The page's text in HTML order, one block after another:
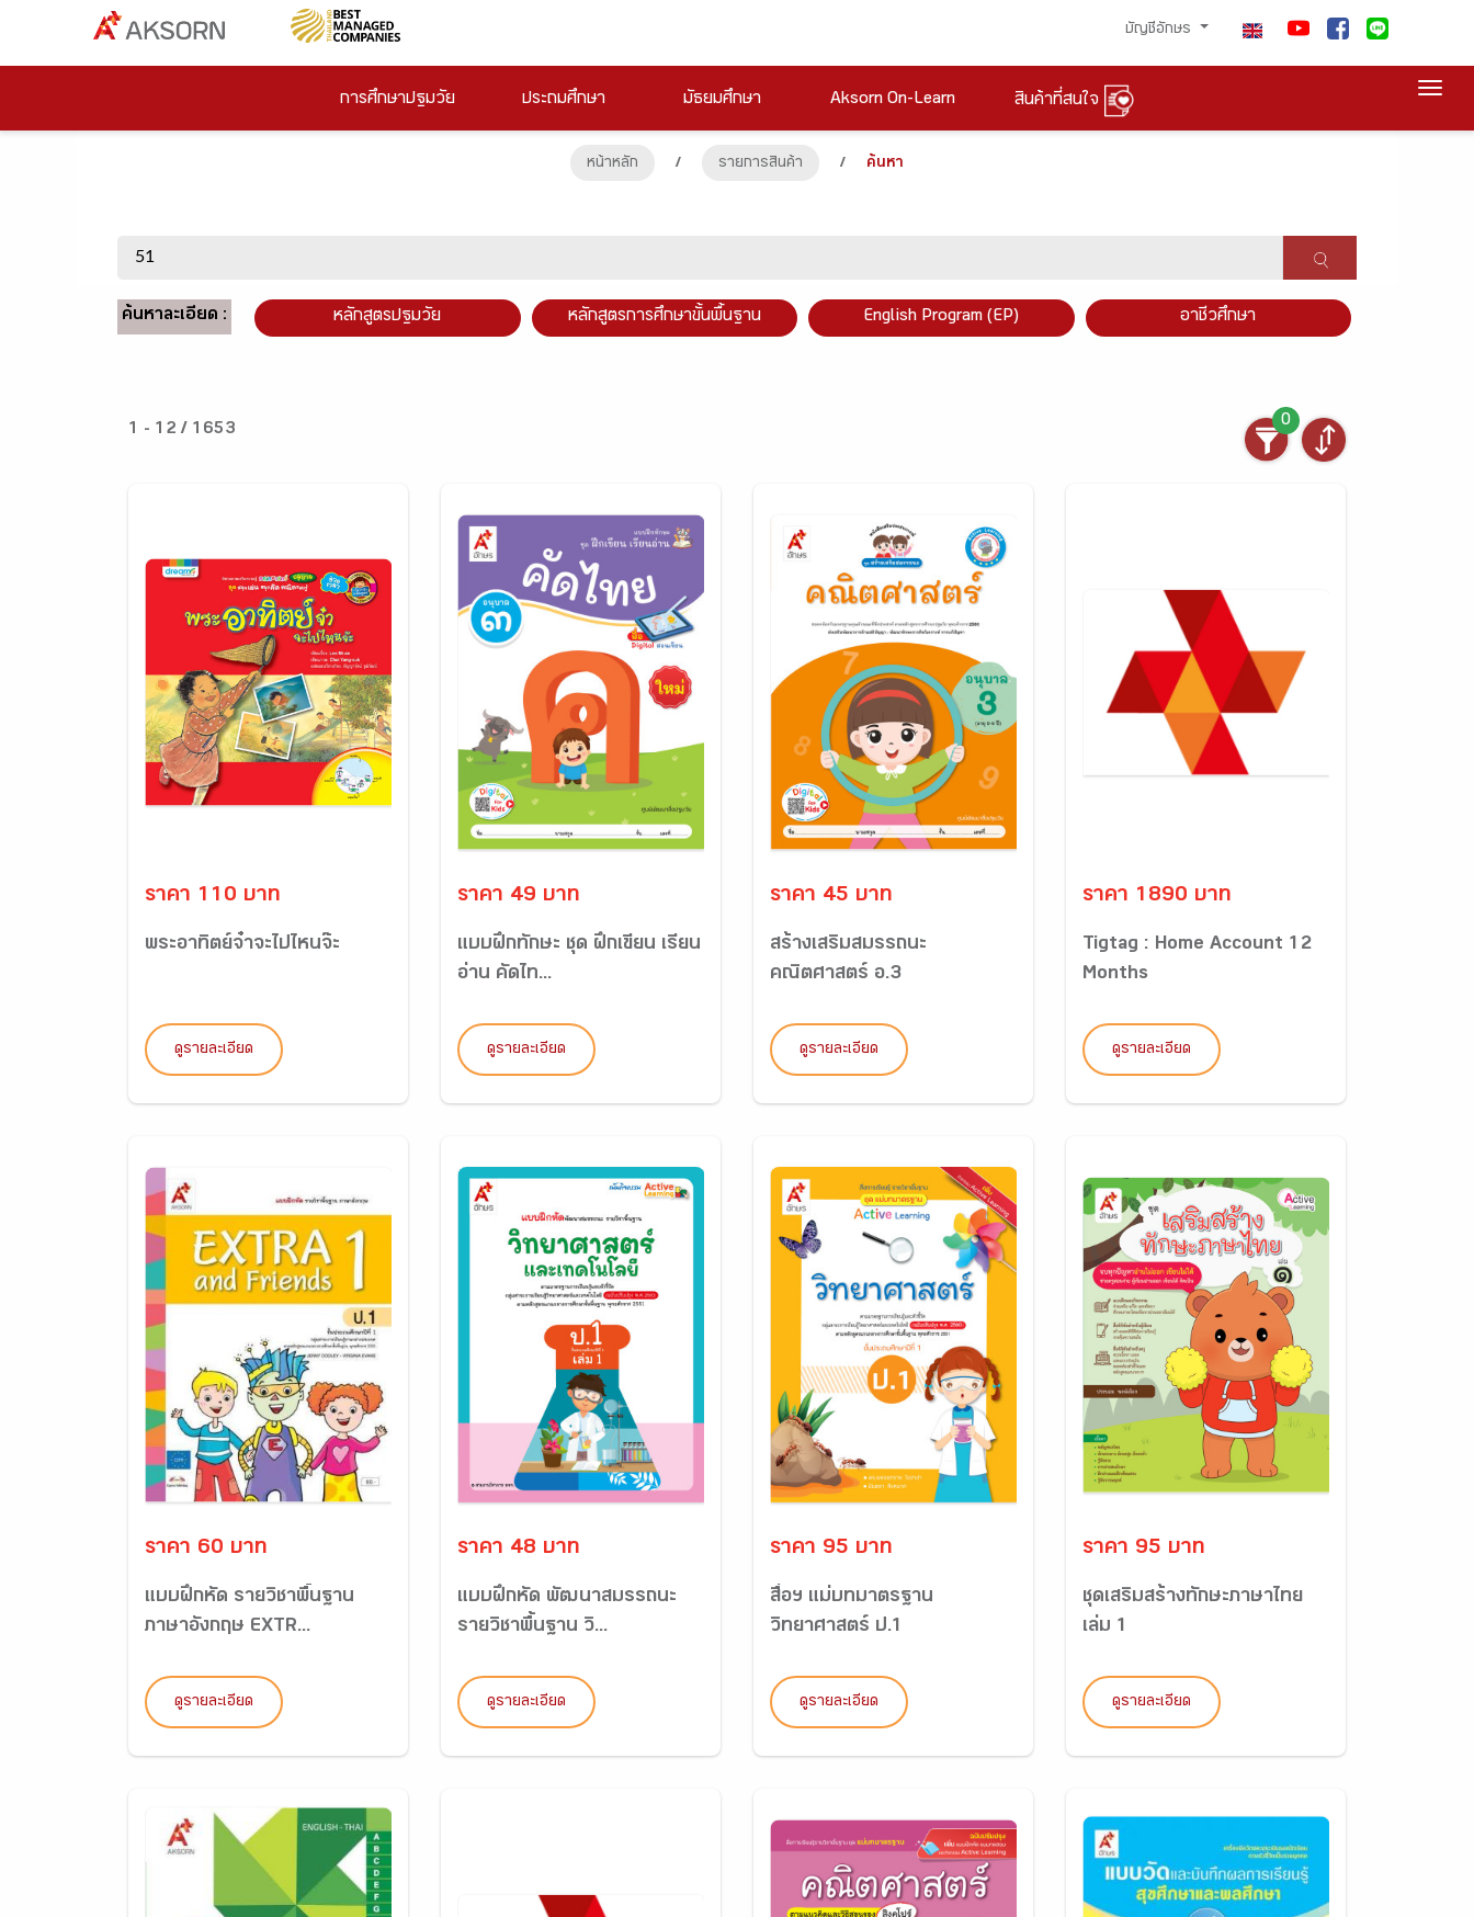
บัญชีอักษร
การศึกษาปฐมวัย ประถมศึกษา มัธยมศึกษา Aksorn On-Learn สินค้าที่สนใจ
หน้าหลัก / รายการสินค้า / ค้นหา
ค้นหาละเอียด : หลักสูตรปฐมวัย หลักสูตรการศึกษาขั้นพื้นฐาน English Program (EP) อาชีวศึกษา
1 - 12 / 1653
0
ราคา 110 บาท
พระอาทิตย์จ๋าจะไปไหนจ๊ะ
ดูรายละเอียด
ราคา 49 บาท
แบบฝึกทักษะ ชุด ฝึกเขียน เรียน
อ่าน คัดไท...
ดูรายละเอียด
ราคา 45 บาท
สร้างเสริมสมรรถนะ
คณิตศาสตร์ อ.3
ดูรายละเอียด
ราคา 1890 บาท
Tigtag : Home Account 12
Months
ดูรายละเอียด
ราคา 60 บาท
แบบฝึกหัด รายวิชาพื้นฐาน
ภาษาอังกฤษ EXTR...
ดูรายละเอียด
ราคา 48 บาท
แบบฝึกหัด พัฒนาสมรรถนะ
รายวิชาพื้นฐาน วิ...
ดูรายละเอียด
ราคา 95 บาท
สื่อฯ แม่บทมาตรฐาน
วิทยาศาสตร์ ป.1
ดูรายละเอียด
ราคา 95 บาท
ชุดเสริมสร้างทักษะภาษาไทย
เล่ม 1
ดูรายละเอียด